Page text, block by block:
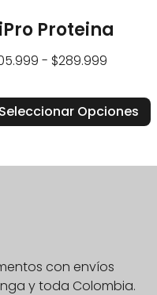
Proteina
- $289.999
Seleccionar Opciones
con envíos
y toda Colombia.